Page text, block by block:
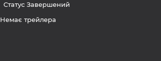
Статус Завершений
Немає трейлера